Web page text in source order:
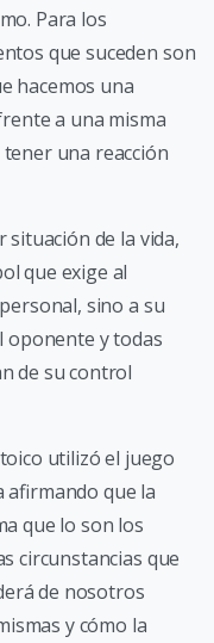
Para los
que suceden son
hacemos una
a una misma
una reacción
situación de la vida,
que exige al
sino a su
oponente y todas
de su control
utilizó el juego
afirmando que la
que lo son los
circunstancias que
de nosotros
y cómo la